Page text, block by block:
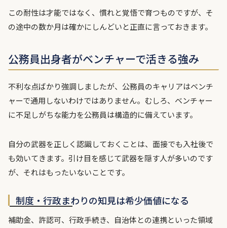
この耐性は才能ではなく、慣れと覚悟で育つものですが、そ
の途中の数か月は確かにしんどいと正直に言っておきます。
公務員出身者がベンチャーで活きる強み
不利な点ばかり強調しましたが、公務員のキャリアはベンチ
ャーで通用しないわけではありません。むしろ、ベンチャー
に不足しがちな能力を公務員は構造的に備えています。
自分の武器を正しく認識しておくことは、面接でも入社後で
も効いてきます。引け目を感じて武器を隠す人が多いのです
が、それはもったいないことです。
制度・行政まわりの知見は希少価値になる
補助金、許認可、行政手続き、自治体との連携といった領域